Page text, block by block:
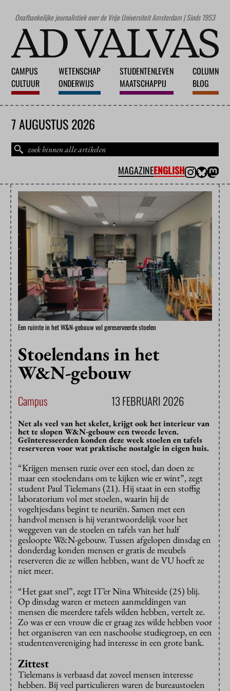
Onafhankelijke journalistiek over de Vrije Universiteit Amsterdam | Sinds 1953
CAMPUS
CULTUUR
WETENSCHAP
ONDERWIJS
STUDENTENLEVEN
MAATSCHAPPIJ
COLUMN
BLOG
7 AUGUSTUS 2026
MAGAZINEENGLISH
Een ruimte in het W&N-gebouw vol gereserveerde stoelen
Stoelendans in het
W&N-gebouw
Campus 13 FEBRUARI 2026
Net als veel van het skelet, krijgt ook het interieur van
het te slopen W&N-gebouw een tweede leven.
Geïnteresseerden konden deze week stoelen en tafels
reserveren voor wat praktische nostalgie in eigen huis.
“Krijgen mensen ruzie over een stoel, dan doen ze
maar een stoelendans om te kijken wie er wint”, zegt
student Paul Tielemans (21). Hij staat in een stoffig
laboratorium vol met stoelen, waarin hij de
vogeltjesdans begint te neuriën. Samen met een
handvol mensen is hij verantwoordelijk voor het
weggeven van de stoelen en tafels van het half
gesloopte W&N-gebouw. Tussen afgelopen dinsdag en
donderdag konden mensen er gratis de meubels
reserveren die ze willen hebben, want de VU hoeft ze
niet meer.
“Het gaat snel”, zegt IT’er Nina Whiteside (25) blij.
Op dinsdag waren er meteen aanmeldingen van
mensen die meerdere tafels wilden hebben, vertelt ze.
Zo was er een vrouw die er graag zes wilde hebben voor
het organiseren van een naschoolse studiegroep, en een
studentenvereniging had interesse in een grote bank.
Zittest
Tielemans is verbaasd dat zoveel mensen interesse
hebben. Bij veel particulieren waren de bureaustoelen